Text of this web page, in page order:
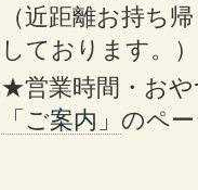
（近距離お持ち
しております。）
★営業時間・お
「ご案内」 のペ